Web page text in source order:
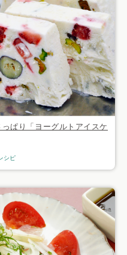
ぱり「ヨーグルトアイスケ
シピ